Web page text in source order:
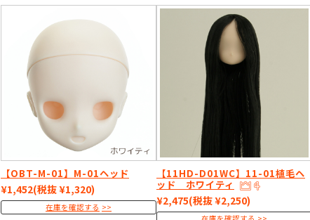
【OBT-M-01】M-01ヘッド
¥1,452(税抜 ¥1,320)
在庫を確認する
【11HD-D01WC】11-01植毛ヘ
ッド ホワイティ
¥2,475(税抜 ¥2,250)